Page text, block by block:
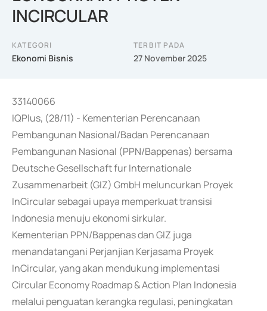
INCIRCULAR
KATEGORI
Ekonomi Bisnis
TERBIT PADA
27 November 2025
33140066
IQPlus, (28/11) - Kementerian Perencanaan
Pembangunan Nasional/Badan Perencanaan
Pembangunan Nasional (PPN/Bappenas) bersama
Deutsche Gesellschaft fur Internationale
Zusammenarbeit (GIZ) GmbH meluncurkan Proyek
InCircular sebagai upaya memperkuat transisi
Indonesia menuju ekonomi sirkular.
Kementerian PPN/Bappenas dan GIZ juga
menandatangani Perjanjian Kerjasama Proyek
InCircular, yang akan mendukung implementasi
Circular Economy Roadmap & Action Plan Indonesia
melalui penguatan kerangka regulasi, peningkatan